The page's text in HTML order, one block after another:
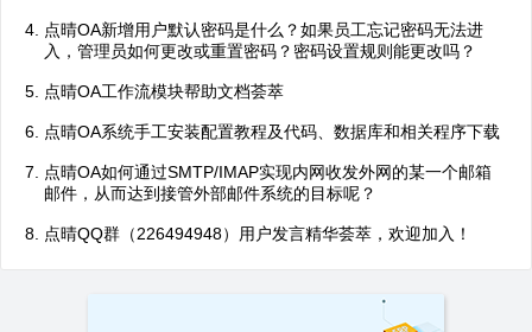
点晴OA新增用户默认密码是什么？如果员工忘记密码无法进
入，管理员如何更改或重置密码？密码设置规则能更改吗？
点晴OA工作流模块帮助文档荟萃
点晴OA系统手工安装配置教程及代码、数据库和相关程序下载
点晴OA如何通过SMTP/IMAP实现内网收发外网的某一个邮箱
邮件，从而达到接管外部邮件系统的目标呢？
点晴QQ群（226494948）用户发言精华荟萃，欢迎加入！